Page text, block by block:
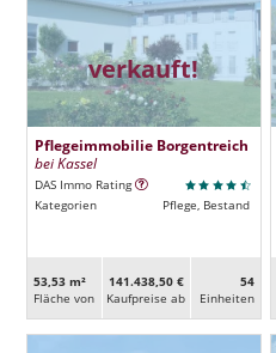
verkauft!
Pflegeimmobilie Borgentreich
bei Kassel
DAS Immo Rating
Kategorien
Pflege, Bestand
53,53 m²
Fläche von
141.438,50 €
Kaufpreise ab
54
Ein­heiten